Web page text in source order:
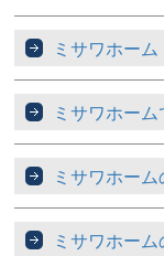
ミサワホーム
ミサワホー
ミサワホー
ミサワホー